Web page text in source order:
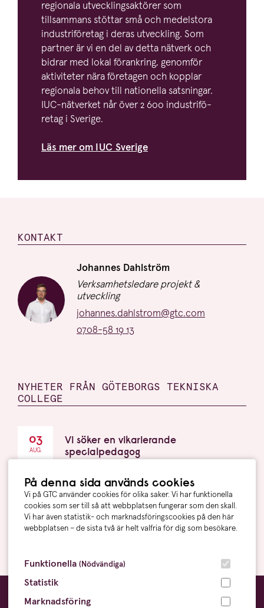
På denna sida används cookies
Vi på GTC använder cookies för olika saker. Vi har funktionella
cookies som ser till så att webbplatsen fungerar som den skall.
Vi har även statistik- och marknadsföringscookies på den här
webbplatsen – de sista två är helt valfria för dig som besökare.
Funktionella (Nödvändiga)
Statistik
Marknadsföring
regionala utveck­lings­ak­törer som
tillsammans stöttar små och medelstora
industri­fö­retag i deras utveckling. Som
partner är vi en del av detta nätverk och
bidrar med lokal förankring, genomför
aktiviteter nära företagen och kopplar
regionala behov till nationella satsningar.
IUC-nätverket når över 2 600 industri­fö­
retag i Sverige.
Läs mer om IUC Sverige
Information om projektet
KONTAKT
Namn:
Johannes Dahlström
Titel:
Verksamhetsledare projekt &
utveckling
E-post:
johannes.dahlstrom@gtc.com
Telefon:
0708-58 19 13
NYHETER FRÅN GÖTEBORGS TEKNISKA
COLLEGE
03
AUG.
Vi söker en vikarierande
specialpedagog
03
AUG.
Lean-metodik: Så börjar du med Lean
i praktiken
17
Anna Jillmyr är ny biträdande rektor
Göteborgs